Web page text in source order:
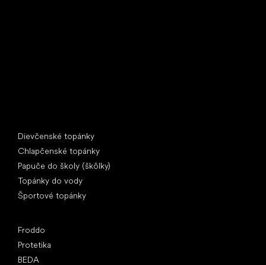
Dievčenské topánky
Chlapčenské topánky
Papuče do školy (škôlky)
Topánky do vody
Športové topánky
Froddo
Protetika
BEDA